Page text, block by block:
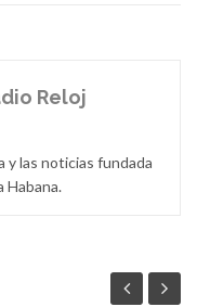
Reloj
y las noticias fundada
Habana.